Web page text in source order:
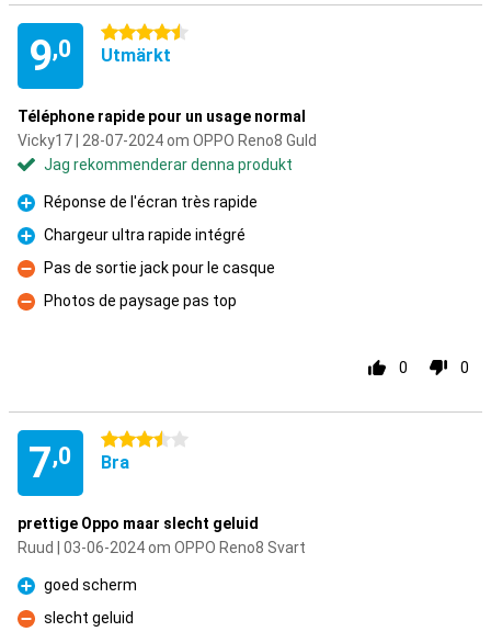
9,0
4.5 stjärnor
Utmärkt
Téléphone rapide pour un usage normal
Vicky17 | 28-07-2024 om OPPO Reno8 Guld
Jag rekommenderar denna produkt
Fördelar
Réponse de l'écran très rapide
Fördelar
Chargeur ultra rapide intégré
Nackdelar
Pas de sortie jack pour le casque
Nackdelar
Photos de paysage pas top
0 0
7,0
3.5 stjärnor
Bra
prettige Oppo maar slecht geluid
Ruud | 03-06-2024 om OPPO Reno8 Svart
Fördelar
goed scherm
Nackdelar
slecht geluid